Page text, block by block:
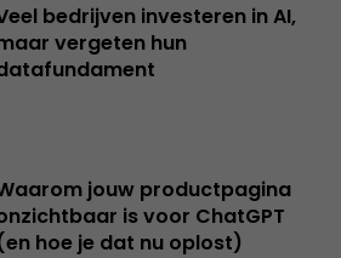
bedrijven investeren in AI,
vergeten hun
jouw productpagina
is voor ChatGPT
hoe je dat nu oplost)